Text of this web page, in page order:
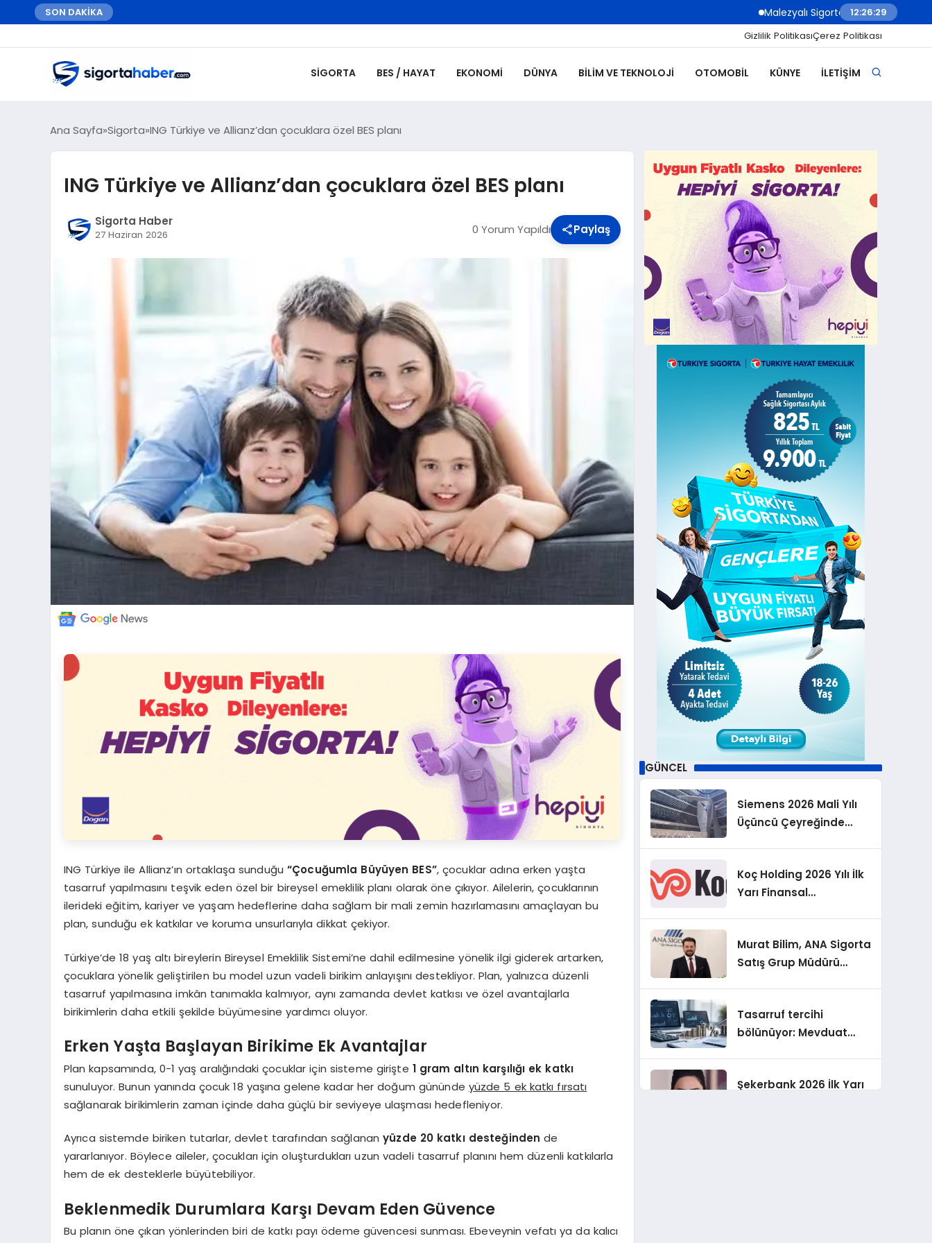
SON DAKİKA Malezyalı Sigorta Şirketleri Müşteri
12:26:31
Gizlilik PolitikasıÇerez Politikası
SIGORTA BES / HAYAT EKONOMI DÜNYA BILIM VE TEKNOLOJI OTOMOBIL KÜNYE İLETIŞIM
Ana Sayfa Sigorta ING Türkiye ve Allianz’dan çocuklara özel BES planı
ING Türkiye ve Allianz’dan çocuklara özel BES planı
Sigorta Haber
27 Haziran 2026 0 Yorum Yapıldı Paylaş
ING Türkiye ile Allianz’ın ortaklaşa sunduğu “Çocuğumla Büyüyen BES”, çocuklar adına erken yaşta
tasarruf yapılmasını teşvik eden özel bir bireysel emeklilik planı olarak öne çıkıyor. Ailelerin, çocuklarının
ilerideki eğitim, kariyer ve yaşam hedeflerine daha sağlam bir mali zemin hazırlamasını amaçlayan bu
plan, sunduğu ek katkılar ve koruma unsurlarıyla dikkat çekiyor.
Türkiye’de 18 yaş altı bireylerin Bireysel Emeklilik Sistemi’ne dahil edilmesine yönelik ilgi giderek artarken,
çocuklara yönelik geliştirilen bu model uzun vadeli birikim anlayışını destekliyor. Plan, yalnızca düzenli
tasarruf yapılmasına imkân tanımakla kalmıyor, aynı zamanda devlet katkısı ve özel avantajlarla
birikimlerin daha etkili şekilde büyümesine yardımcı oluyor.
Erken Yaşta Başlayan Birikime Ek Avantajlar
Plan kapsamında, 0-1 yaş aralığındaki çocuklar için sisteme girişte 1 gram altın karşılığı ek katkı
sunuluyor. Bunun yanında çocuk 18 yaşına gelene kadar her doğum gününde yüzde 5 ek katkı fırsatı
sağlanarak birikimlerin zaman içinde daha güçlü bir seviyeye ulaşması hedefleniyor.
Ayrıca sistemde biriken tutarlar, devlet tarafından sağlananyüzde 20 katkı desteğinden de
yararlanıyor. Böylece aileler, çocukları için oluşturdukları uzun vadeli tasarruf planını hem düzenli katkılarla
hem de ek desteklerle büyütebiliyor.
Beklenmedik Durumlara Karşı Devam Eden Güvence
Bu planın öne çıkan yönlerinden biri de katkı payı ödeme güvencesi sunması. Ebeveynin vefatı ya da kalıcı
GÜNCEL
Siemens 2026 Mali Yılı
Üçüncü Çeyreğinde
Beklentisi
Koç Holding 2026 Yılı İlk
Yarı Finansal
Murat Bilim, ANA Sigorta
Satış Grup Müdürü
Tasarruf tercihi
bölünüyor: Mevduat
tutuyor
Şekerbank 2026 İlk Yarı